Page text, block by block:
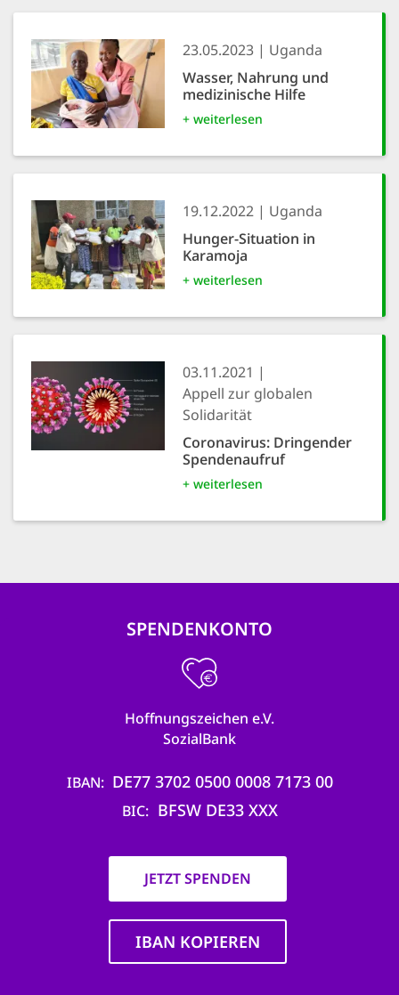
23.05.2023
Uganda
Wasser, Nahrung und
medizinische Hilfe
+ weiterlesen
19.12.2022
Uganda
Hunger-Situation in
Karamoja
+ weiterlesen
03.11.2021
Appell zur globalen
Solidarität
Coronavirus: Dringender
Spendenaufruf
+ weiterlesen
SPENDENKONTO
Hoffnungszeichen e.V.
SozialBank
IBAN DE77 3702 0500 0008 7173 00
BIC BFSW DE33 XXX
JETZT SPENDEN
IBAN KOPIEREN